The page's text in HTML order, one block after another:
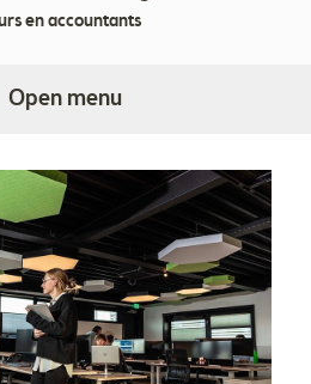
en accountants
Open menu